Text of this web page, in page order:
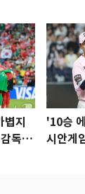
지
독'
'10승
시안게